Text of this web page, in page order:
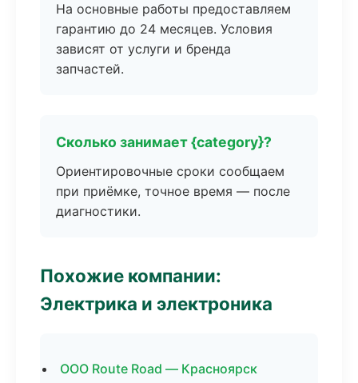
На основные работы предоставляем
гарантию до 24 месяцев. Условия
зависят от услуги и бренда
запчастей.
Сколько занимает {category}?
Ориентировочные сроки сообщаем
при приёмке, точное время — после
диагностики.
Похожие компании:
Электрика и электроника
ООО Route Road — Красноярск